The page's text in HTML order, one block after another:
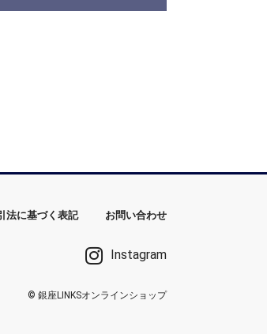
法に基づく表記 お問い合わせ
Instagram
© 銀座LINKSオンラインショップ